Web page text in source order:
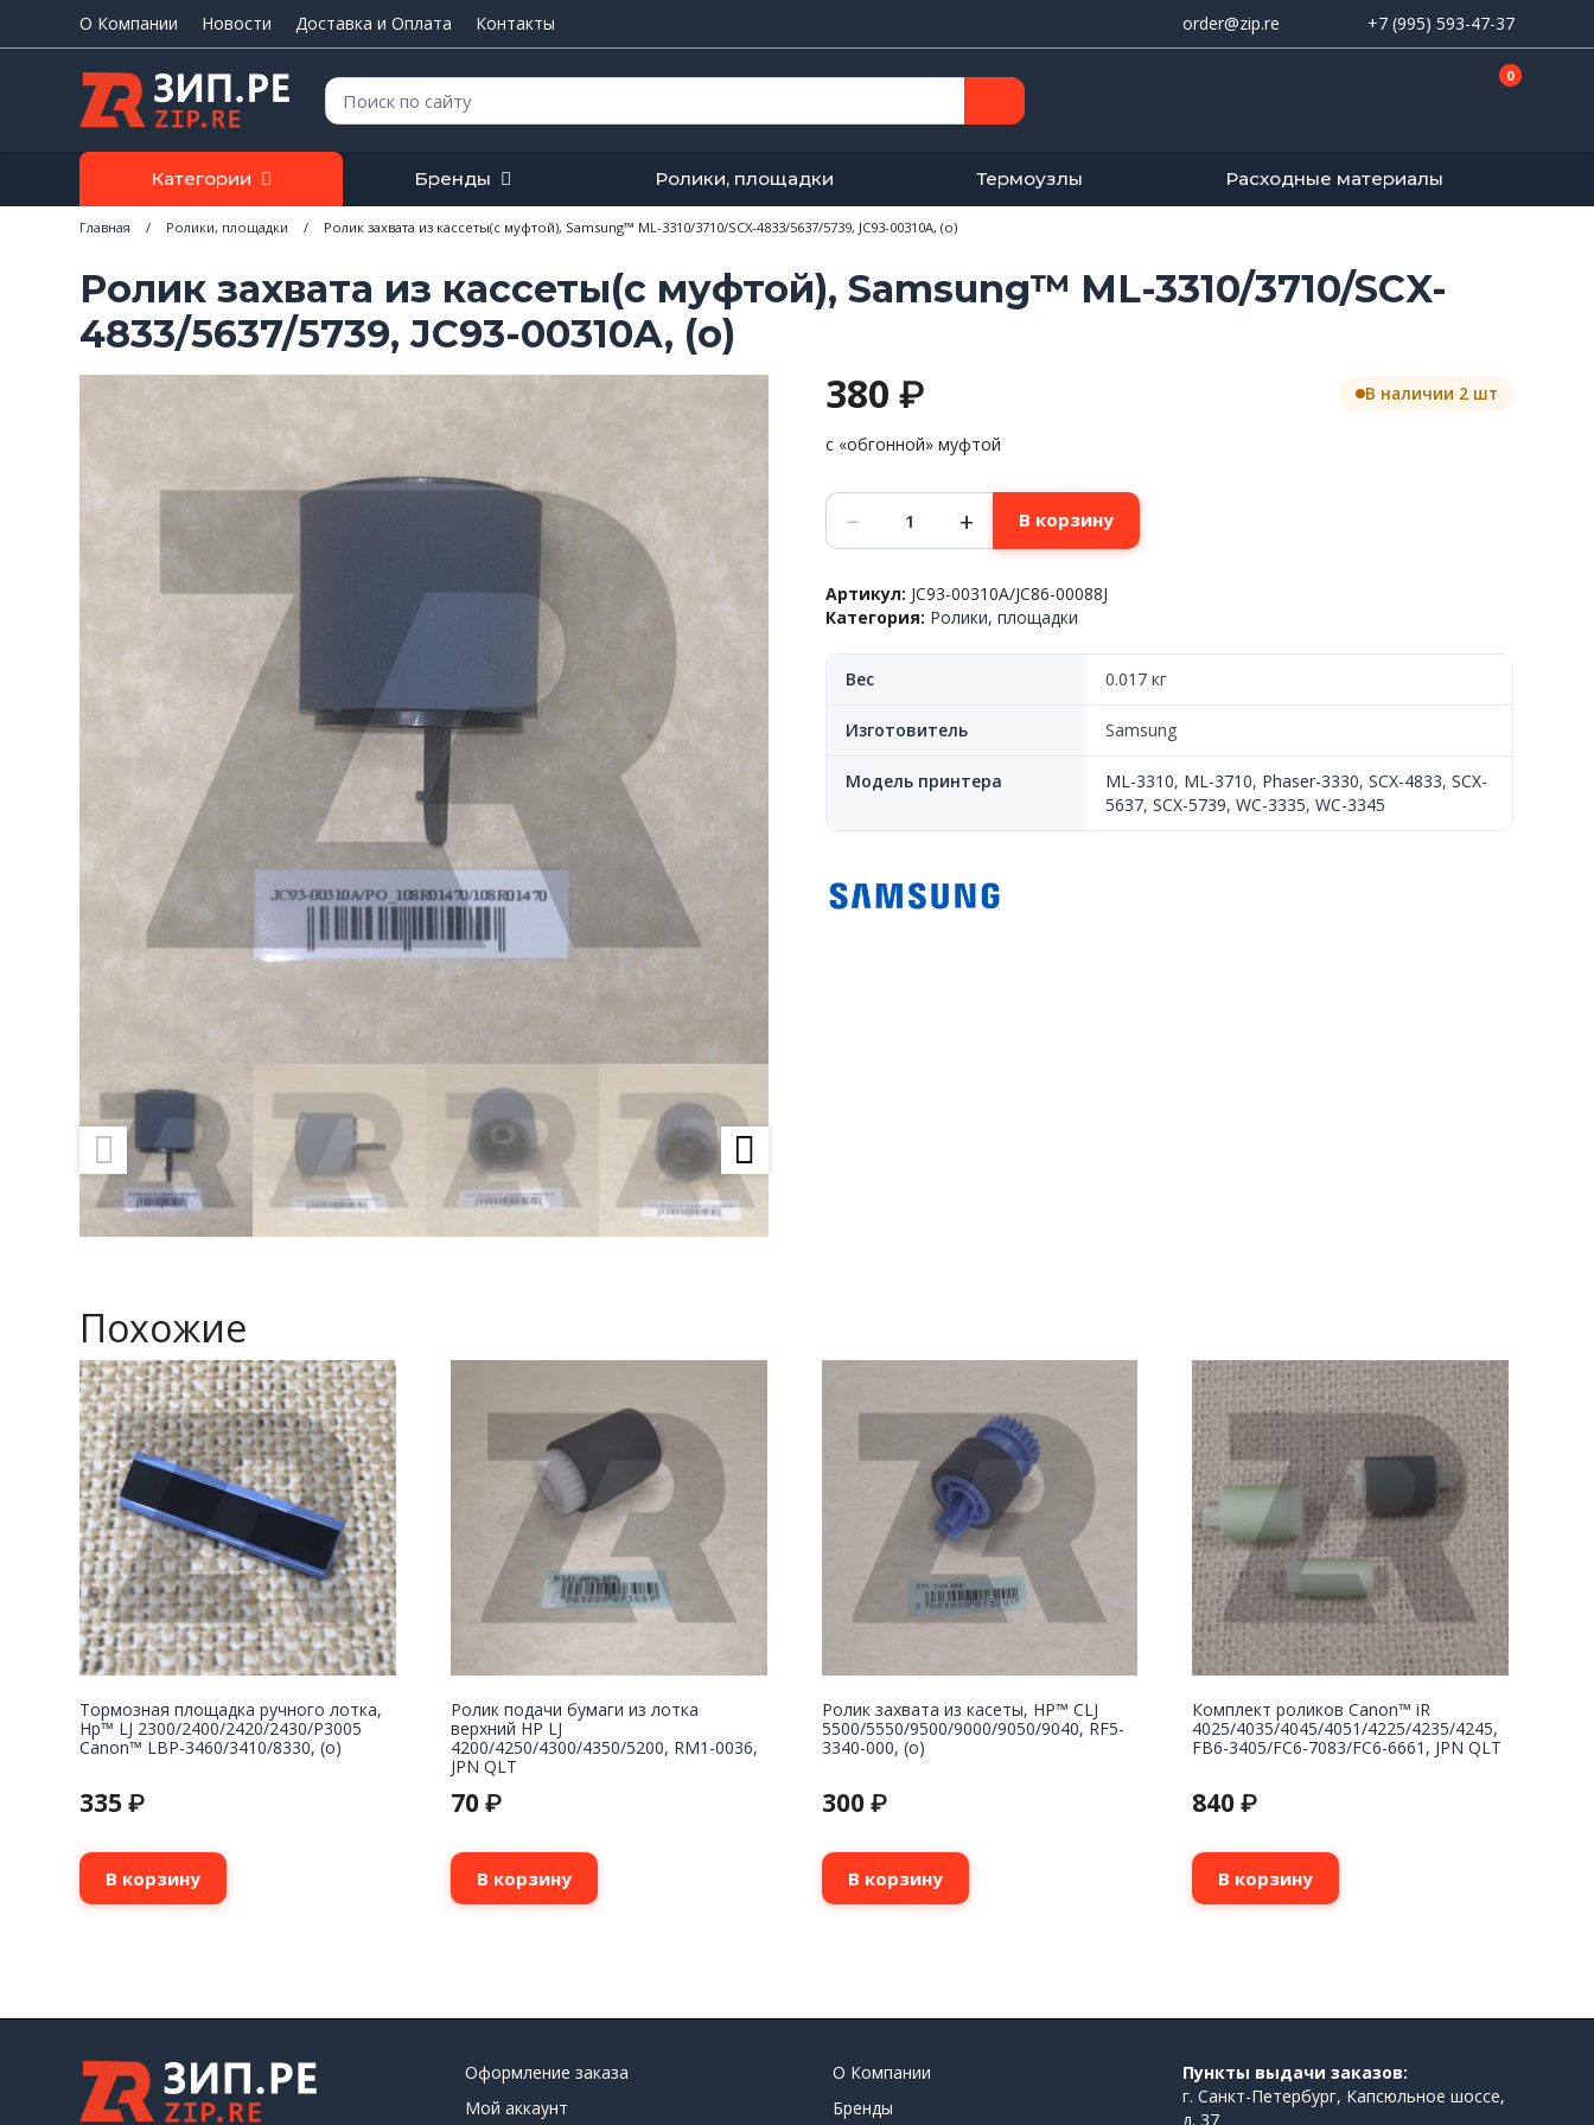
О Компании Новости Доставка и Оплата Контакты order@zip.re +7 (995) 593-47-37
Поиск: 0
Категории Бренды Ролики, площадки Термоузлы Расходные материалы
Главная / Ролики, площадки / Ролик захвата из кассеты(с муфтой), Samsung™ ML-3310/3710/SCX-4833/5637/5739, JC93-00310A, (o)
Ролик захвата из кассеты(с муфтой), Samsung™ ML-3310/3710/SCX-
4833/5637/5739, JC93-00310A, (o)
380₽
с «обгонной» муфтой
В наличии 2 шт
Количество
товара
Ролик
из
кассеты(с
Samsung™
ML-
4833/5637/5739,
00310A,
− + В корзину
Артикул: JC93-00310A/JC86-00088J
Категория: Ролики, площадки
Вес 0.017 кг
Изготовитель Samsung
Модель принтера ML-3310, ML-3710, Phaser-3330,SCX-4833,SCX-
5637,SCX-5739,WC-3335,WC-3345
Похожие
Тормозная площадка ручного лотка,
Hp™ LJ 2300/2400/2420/2430/P3005
Canon™ LBP-3460/3410/8330, (о)
335 ₽
В корзину
Ролик подачи бумаги из лотка
верхний HP LJ
4200/4250/4300/4350/5200, RM1-0036,
JPN QLT
70 ₽
В корзину
Ролик захвата из касеты, HP™ CLJ
5500/5550/9500/9000/9050/9040, RF5-
3340-000, (o)
300 ₽
В корзину
Комплект роликов Canon™ iR
4025/4035/4045/4051/4225/4235/4245,
FB6-3405/FC6-7083/FC6-6661, JPN QLT
840₽
В корзину
Оформление заказа
Мой аккаунт
О Компании
Бренды
Пункты выдачи заказов:
г. Санкт-Петербург, Капсюльное шоссе,
д. 37